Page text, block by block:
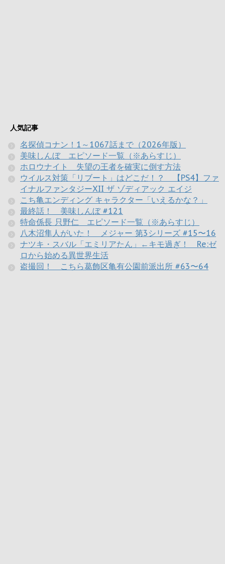
人気記事
名探偵コナン！1～1067話まで（2026年版）
美味しんぼ エピソード一覧（※あらすじ）
ホロウナイト 失望の王者を確実に倒す方法
ウイルス対策「リブート」はどこだ！？ 【PS4】ファ
イナルファンタジーXII ザ ゾディアック エイジ
こち亀エンディング キャラクター「いえるかな？」
最終話！ 美味しんぼ #121
特命係長 只野仁 エピソード一覧（※あらすじ）
八木沼隼人がいた！ メジャー 第3シリーズ #15〜16
ナツキ・スバル「エミリアたん」←キモ過ぎ！ Re:ゼ
ロから始める異世界生活
盗撮回！ こちら葛飾区亀有公園前派出所 #63〜64